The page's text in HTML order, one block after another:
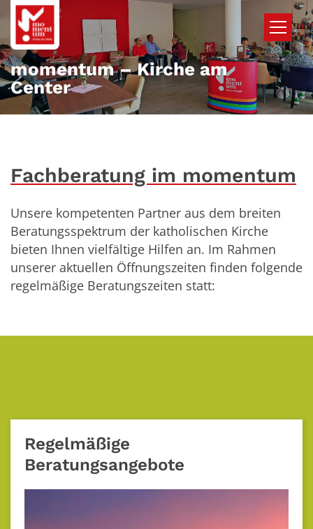
Zum Inhalt springen
momentum – Kirche am
Center
Fachberatung im momentum
Unsere kompetenten Partner aus dem breiten
Beratungsspektrum der katholischen Kirche
bieten Ihnen vielfältige Hilfen an. Im Rahmen
unserer aktuellen Öffnungszeiten finden folgende
regelmäßige Beratungszeiten statt:
Regelmäßige
Beratungsangebote